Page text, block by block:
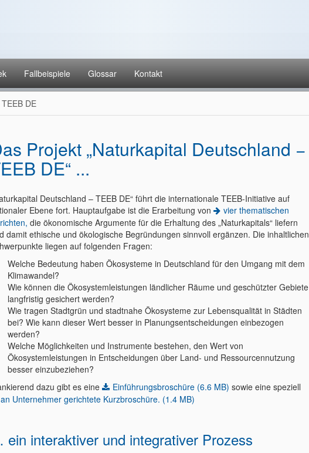
Fallbeispiele Glossar Kontakt
DE
Projekt „Naturkapital Deutschland −
DE“ ...
Deutschland – TEEB DE“ führt die internationale TEEB-Initiative auf
Ebene fort. Hauptaufgabe ist die Erarbeitung von
vier thematischen
die ökonomische Argumente für die Erhaltung des „Naturkapitals“ liefern
damit ethische und ökologische Begründungen sinnvoll ergänzen. Die inhaltlichen
liegen auf folgenden Fragen:
Welche Bedeutung haben Ökosysteme in Deutschland für den Umgang mit dem
Klimawandel?
Wie können die Ökosystemleistungen ländlicher Räume und geschützter Gebiete
langfristig gesichert werden?
Wie tragen Stadtgrün und stadtnahe Ökosysteme zur Lebensqualität in Städten
bei? Wie kann dieser Wert besser in Planungsentscheidungen einbezogen
werden?
Welche Möglichkeiten und Instrumente bestehen, den Wert von
Ökosystemleistungen in Entscheidungen über Land- und Ressourcennutzung
besser einzubeziehen?
dazu gibt es eine
Einführungsbroschüre (6.6 MB) sowie eine speziell
an Unternehmer gerichtete Kurzbroschüre. (1.4 MB)
interaktiver und integrativer Prozess